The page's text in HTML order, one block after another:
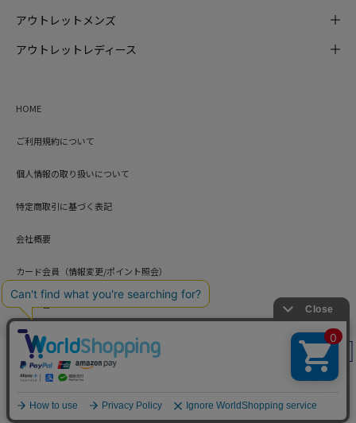
絞り込み
アウトレットメンズ
アウトレットレディース
HOME
ご利用規約について
個人情報の取り扱いについて
特定商取引に基づく表記
会社概要
カード会員（情報変更/ポイント照会）
Copyright © HARUYAMA TRADING CO.,LTD. All Rights Reserved.